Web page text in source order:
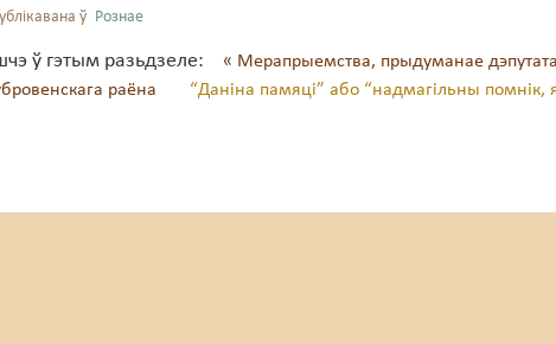
ў Рознае
ў гэтым разьдзеле:
« Мерапрыемства, прыдуманае
раёна
“Даніна памяці” або “надмагільны помнік,